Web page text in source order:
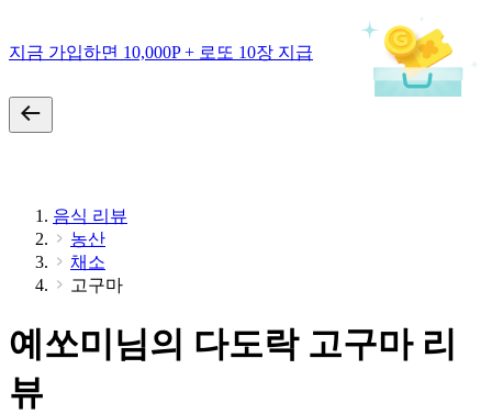
지금 가입하면 10,000P + 로또 10장 지급
음식 리뷰
농산
채소
고구마
예쏘미님의 다도락 고구마 리
뷰